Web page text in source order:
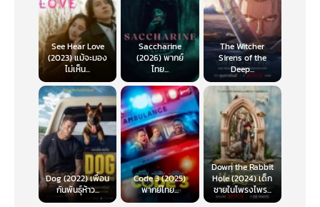
See Hear Love
(2023) แม้จะมอง
ไม่เห็น...
Saccharine
(2026) พากย์
ไทย...
The Witcher
Sirens of the
Deep...
Dog (2022) เพื่อน
กันพันธุ์ห้าว...
Code 3 (2025)
พากย์ไทย...
Down the Rabbit
Hole (2024) เด็ก
ชายในโพรงไพร...